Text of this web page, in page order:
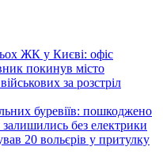
ЖК у Києві: офіс
покинув місто
за розстріл
буревіїв: пошкоджено
без електрики
20 вольєрів у притулку